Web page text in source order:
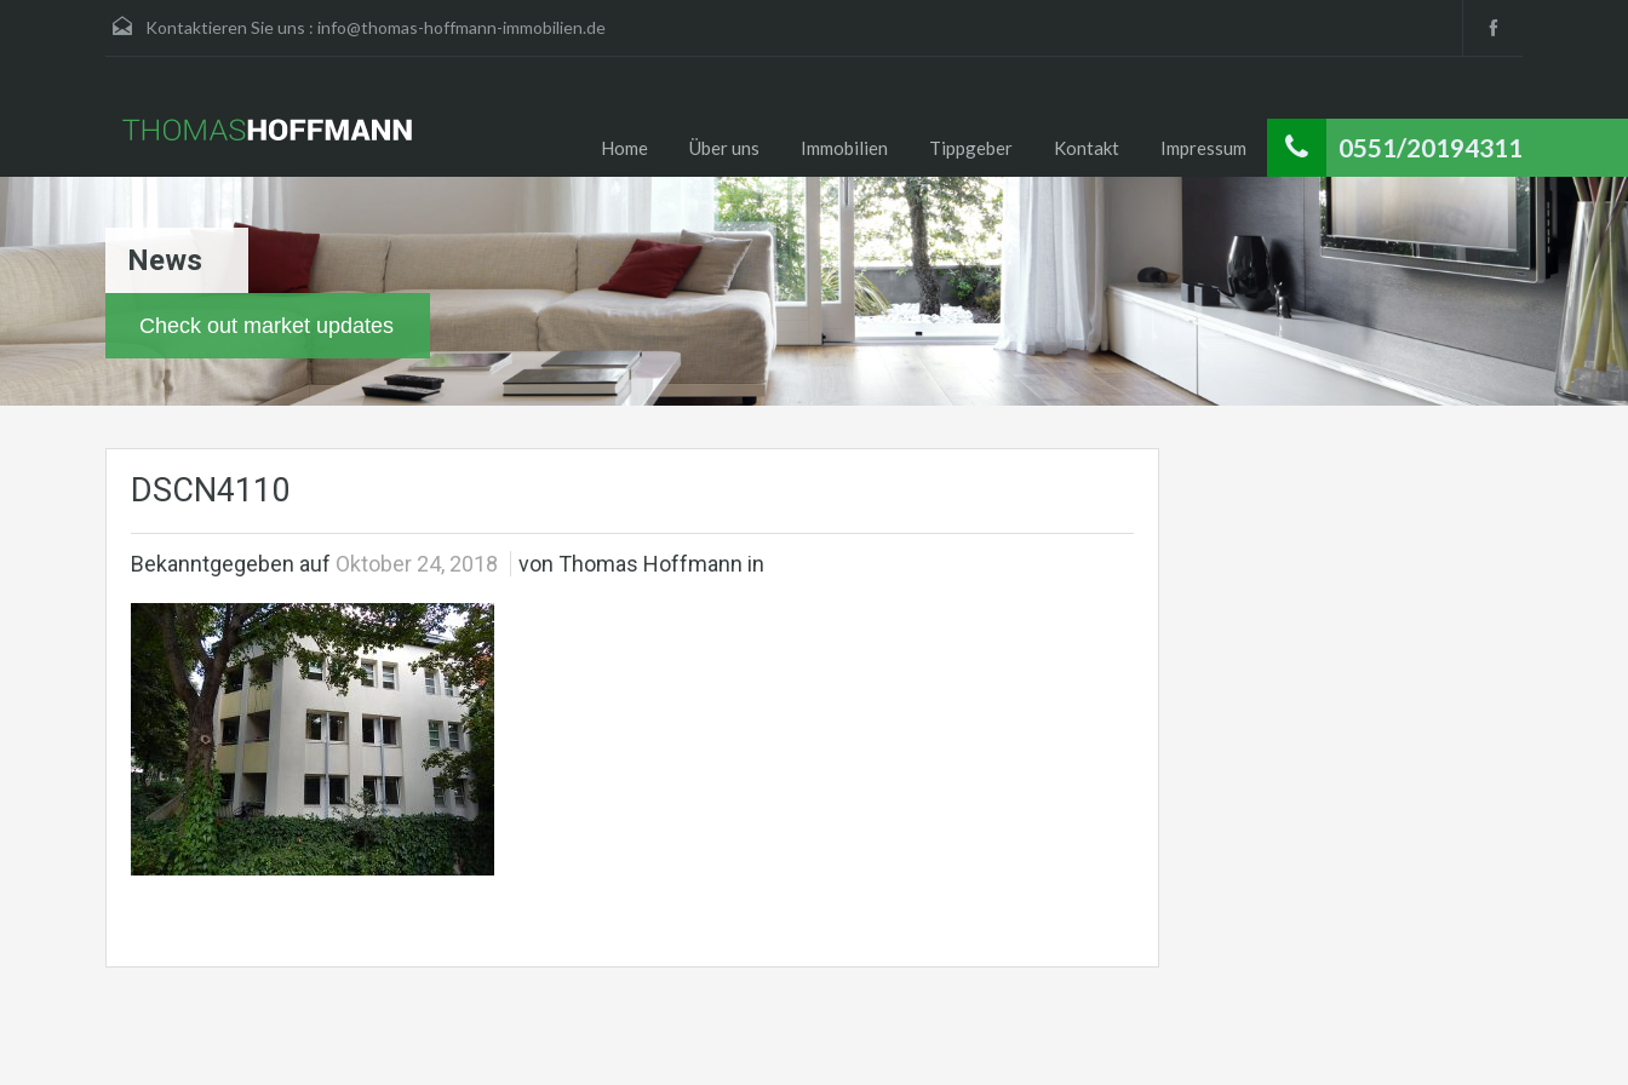
Kontaktieren Sie uns : info@thomas-hoffmann-immobilien.de
0551/20194311
Home Über uns Immobilien Tippgeber Kontakt Impressum
News
Check out market updates
DSCN4110
Bekanntgegeben auf Oktober 24, 2018 von Thomas Hoffmann in